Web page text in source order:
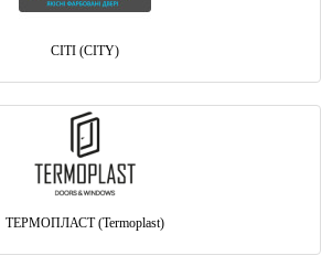
СІТІ (CITY)
ТЕРМОПЛАСТ (Termoplast)